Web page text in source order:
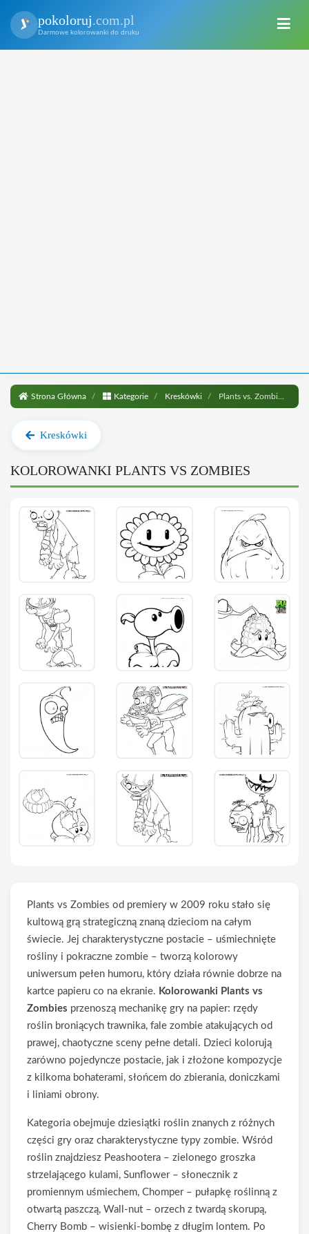
pokoloruj.com.pl
Darmowe kolorowanki do druku
Strona Główna Kategorie Kreskówki Plants vs. Zombies
Kreskówki
KOLOROWANKI PLANTS VS ZOMBIES
Plants vs Zombies od premiery w 2009 roku stało się
kultową grą strategiczną znaną dzieciom na całym
świecie. Jej charakterystyczne postacie – uśmiechnięte
rośliny i pokraczne zombie – tworzą kolorowy
uniwersum pełen humoru, który działa równie dobrze na
kartce papieru co na ekranie. Kolorowanki Plants vs
Zombies przenoszą mechanikę gry na papier: rzędy
roślin broniących trawnika, fale zombie atakujących od
prawej, chaotyczne sceny pełne detali. Dzieci kolorują
zarówno pojedyncze postacie, jak i złożone kompozycje
z kilkoma bohaterami, słońcem do zbierania, doniczkami
i liniami obrony.
Kategoria obejmuje dziesiątki roślin znanych z różnych
części gry oraz charakterystyczne typy zombie. Wśród
roślin znajdziesz Peashootera – zielonego groszka
strzelającego kulami, Sunflower – słonecznik z
promiennym uśmiechem, Chomper – pułapkę roślinną z
otwartą paszczą, Wall-nut – orzech z twardą skorupą,
Cherry Bomb – wisienki-bombę z długim lontem. Po